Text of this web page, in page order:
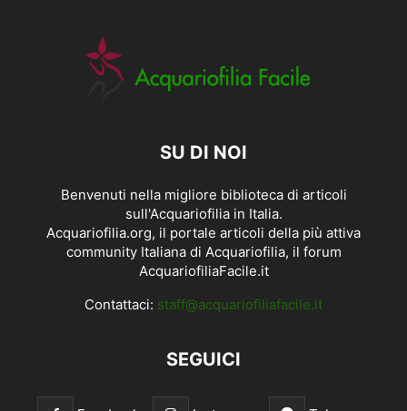
SU DI NOI
Benvenuti nella migliore biblioteca di articoli
sull'Acquariofilia in Italia.
Acquariofilia.org, il portale articoli della più attiva
community Italiana di Acquariofilia, il forum
AcquariofiliaFacile.it
Contattaci: staff@acquariofiliafacile.it
SEGUICI